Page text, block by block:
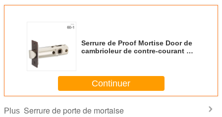
Serrure de Proof Mortise Door de
cambrioleur de contre-courant de
Continuer
Plus Serrure de porte de mortaise